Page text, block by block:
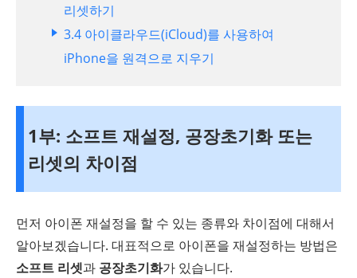
리셋하기
3.4 아이클라우드(iCloud)를 사용하여
iPhone을 원격으로 지우기
1부: 소프트 재설정, 공장초기화 또는
리셋의 차이점
먼저 아이폰 재설정을 할 수 있는 종류와 차이점에 대해서
알아보겠습니다. 대표적으로 아이폰을 재설정하는 방법은
소프트 리셋과 공장초기화가 있습니다.